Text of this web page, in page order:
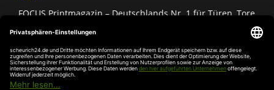
FOCUS Printmagazin – Deutschlands Nr. 1 für Türen, Tore
Deutschland Test – Bester Onlineshop 2022
FOCUS Money – Branchensieger „Rund ums Haus“
DIE WELT – Service-Champion im erlebten Kundenservice
DIE WELT – Branchengewinner Gold-Rang (Türen, Tore &
Antriebe)